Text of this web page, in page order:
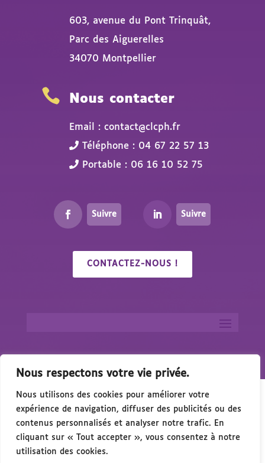
Nous respectons votre vie privée.
Nous utilisons des cookies pour améliorer votre
expérience de navigation, diffuser des publicités ou des
contenus personnalisés et analyser notre trafic. En
cliquant sur « Tout accepter », vous consentez à notre
utilisation des cookies.
603, avenue du Pont Trinquât,
Parc des Aiguerelles
34070 Montpellier
 Nous contacter
Email : contact@clcph.fr
Téléphone : 04 67 22 57 13
Portable : 06 16 10 52 75
Suivre Suivre
CONTACTEZ-NOUS !
Handicap & de l’Accessibilité – 15 Octobre